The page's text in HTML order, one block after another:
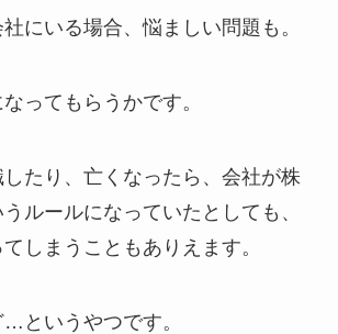
にいる場合、悩ましい問題も。
ってもらうかです。
たり、亡くなったら、会社が株
ルールになっていたとしても、
しまうこともありえます。
というやつです。